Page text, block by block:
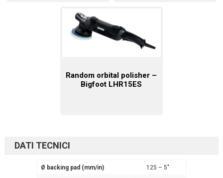
Random orbital polisher –
Bigfoot LHR15ES
DATI TECNICI
Ø backing pad (mm/in) 125 – 5″